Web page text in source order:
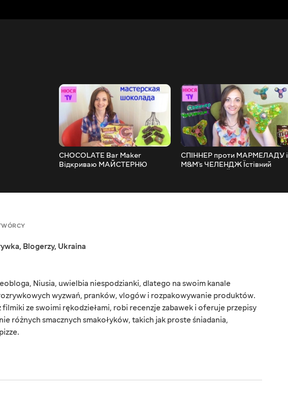
CHOCOLATE Bar Maker
Відкриваю МАЙСТЕРНЮ
СПІННЕР проти МАРМЕЛАДУ і
M&M's ЧЕЛЕНДЖ Їстівний
, Blogerzy, Ukraina
Niusia, uwielbia niespodzianki, dlatego na swoim kanale
wyzwań, pranków, vlogów i rozpakowywanie produktów.
ze swoimi rękodziełami, robi recenzje zabawek i oferuje przepisy
różnych smacznych smakołyków, takich jak proste śniadania,